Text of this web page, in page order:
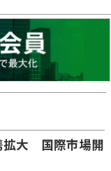
拡大 国際市場開